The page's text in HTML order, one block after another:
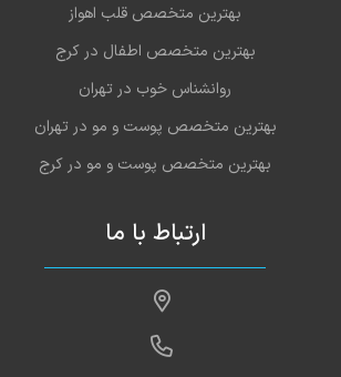
بهترین متخصص قلب اهواز
بهترین متخصص اطفال در کرج
روانشناس خوب در تهران
بهترین متخصص پوست و مو در تهران
بهترین متخصص پوست و مو در کرج
ارتباط با ما